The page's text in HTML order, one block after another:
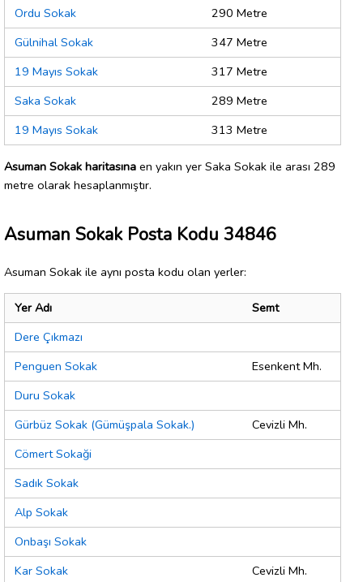
Ordu Sokak
290 Metre
Gülnihal Sokak
347 Metre
19 Mayıs Sokak
317 Metre
Saka Sokak
289 Metre
19 Mayıs Sokak
313 Metre
Asuman Sokak haritasına en yakın yer Saka Sokak ile arası 289
metre olarak hesaplanmıştır.
Asuman Sokak Posta Kodu 34846
Asuman Sokak ile aynı posta kodu olan yerler:
Yer Adı
Semt
Dere Çıkmazı
Penguen Sokak
Esenkent Mh.
Duru Sokak
Gürbüz Sokak (Gümüşpala Sokak.)
Cevizli Mh.
Cömert Sokaği
Sadık Sokak
Alp Sokak
Onbaşı Sokak
Kar Sokak
Cevizli Mh.